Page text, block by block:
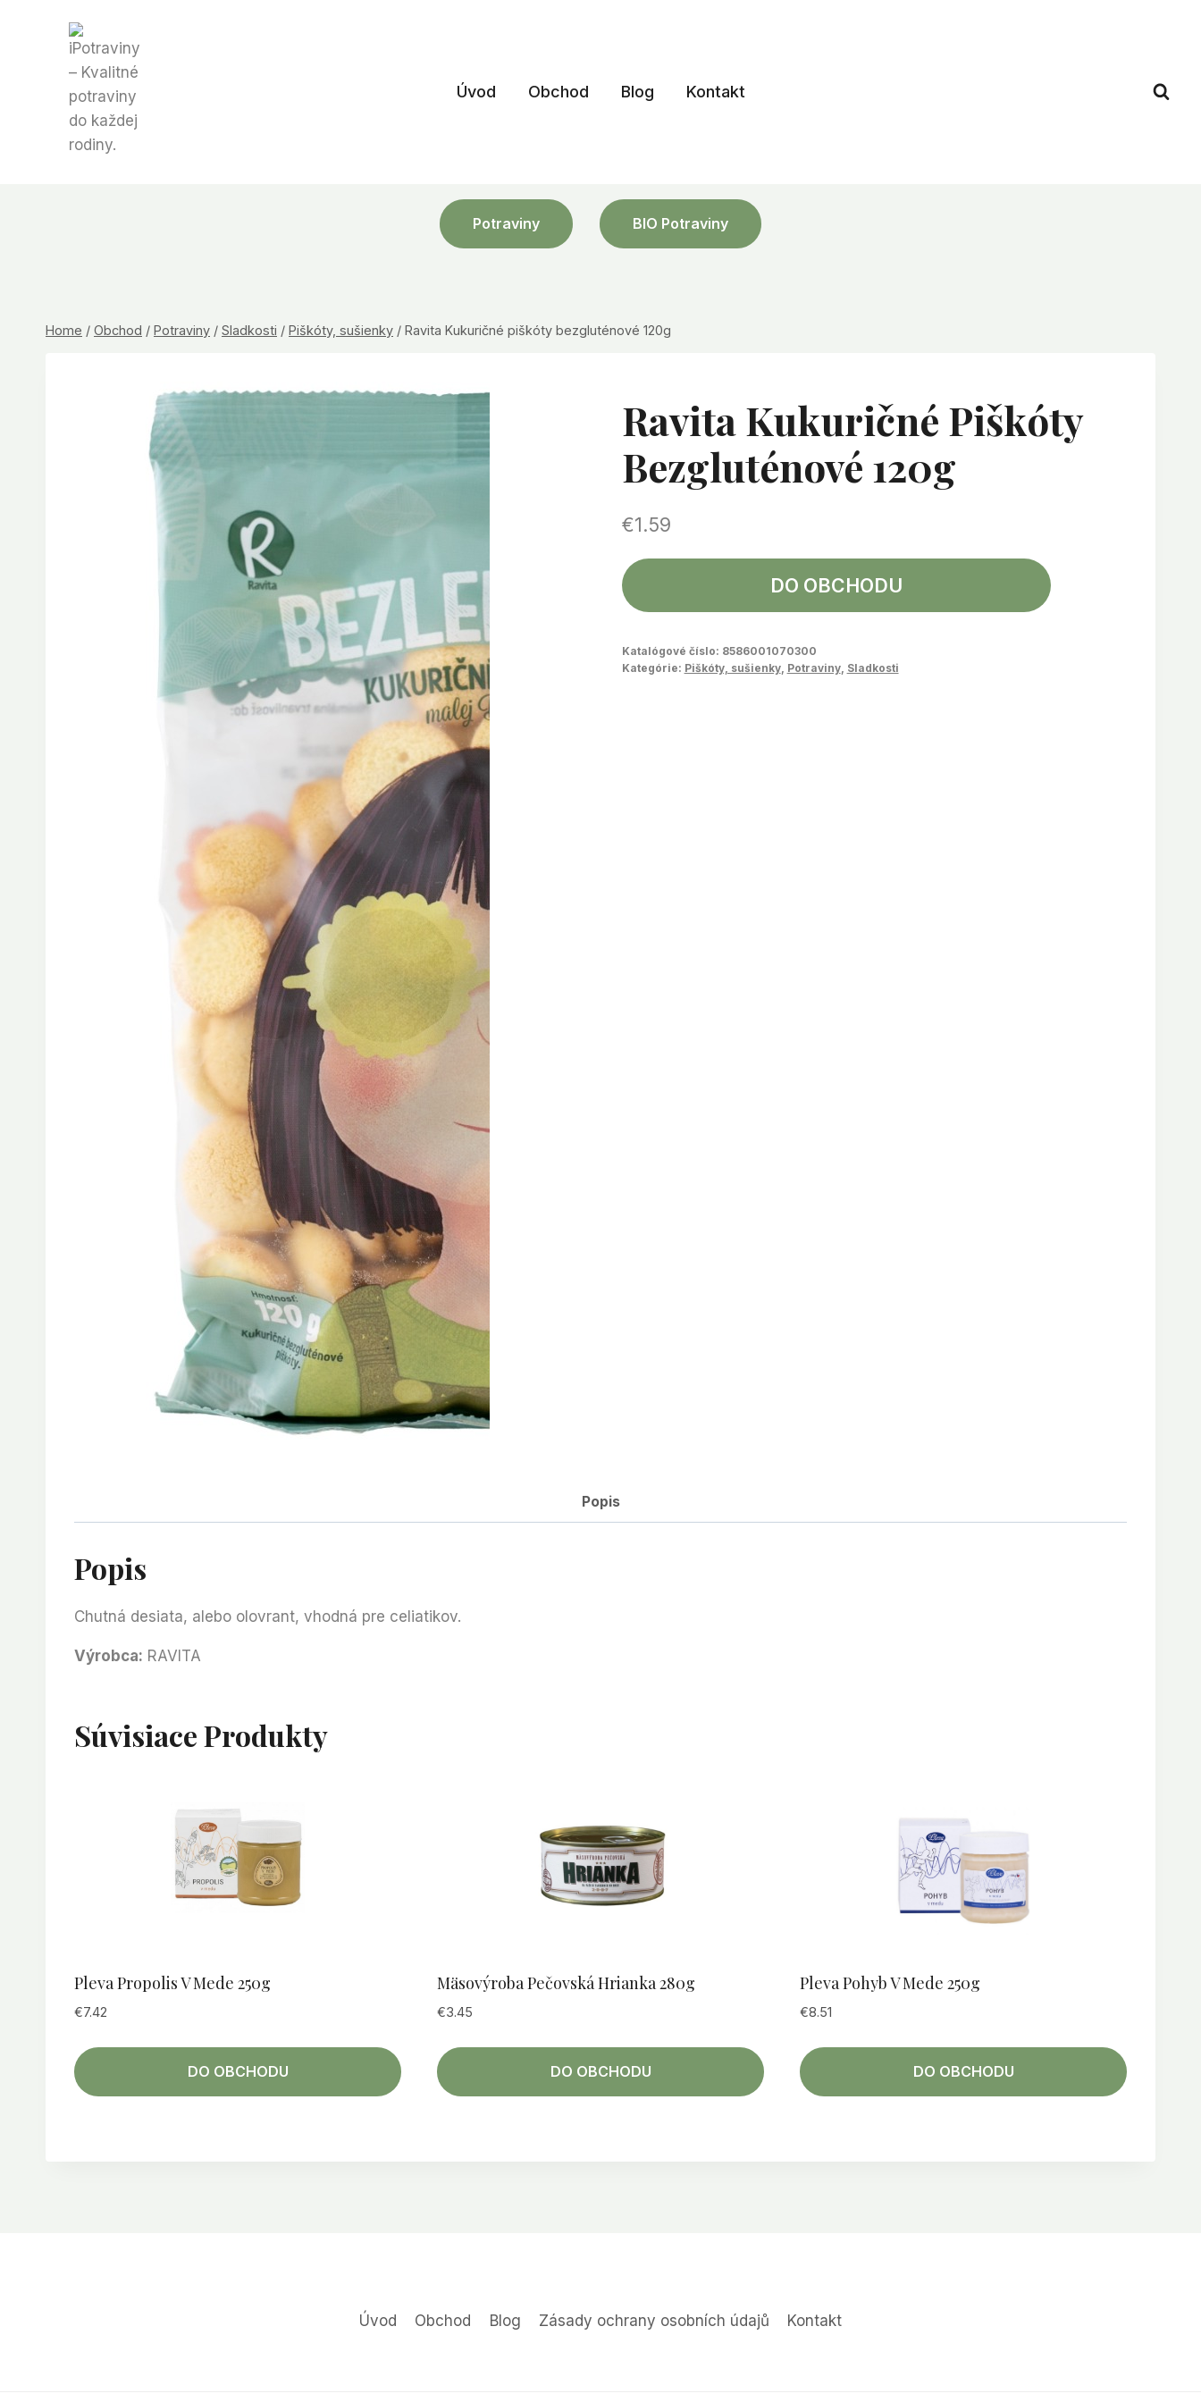
Úvod Obchod Blog Kontakt
Potraviny BIO Potraviny
Home / Obchod / Potraviny / Sladkosti / Piškóty, sušienky / Ravita Kukuričné piškóty bezgluténové 120g
Ravita Kukuričné Piškóty
Bezgluténové 120g
€1.59
DO OBCHODU
Katalógové číslo: 8586001070300
Kategórie: Piškóty, sušienky, Potraviny, Sladkosti
Popis
Popis
Chutná desiata, alebo olovrant, vhodná pre celiatikov.
Výrobca: RAVITA
Súvisiace Produkty
Pleva Propolis V Mede 250g
€7.42
DO OBCHODU
Mäsovýroba Pečovská Hrianka 280g
€3.45
DO OBCHODU
Pleva Pohyb V Mede 250g
€8.51
DO OBCHODU
Úvod Obchod Blog Zásady ochrany osobních údajů Kontakt